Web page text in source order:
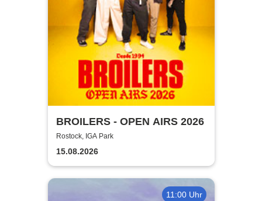
BROILERS - OPEN AIRS 2026
Rostock, IGA Park
15.08.2026
11:00 Uhr